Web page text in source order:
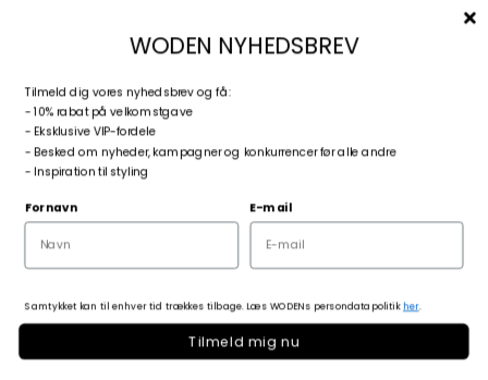
Log ind
Kurv
Zoom
WODEN NYHEDSBREV
Tilmeld dig vores nyhedsbrev og få:
- 10% rabat på velkomstgave
- Eksklusive VIP-fordele
- Besked om nyheder, kampagner og konkurrencer før alle andre
- Inspiration til styling
Fornavn E-mail
Samtykket kan til enhver tid trækkes tilbage. Læs WODENs persondatapolitikher.
Tilmeld mig nu